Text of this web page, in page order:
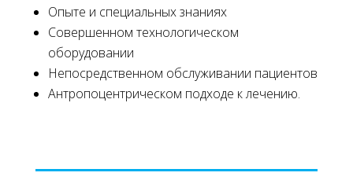
Опыте и специальных знаниях
Совершенном технологическом
оборудовании
Непосредственном обслуживании пациентов
Антропоцентрическом подходе к лечению.